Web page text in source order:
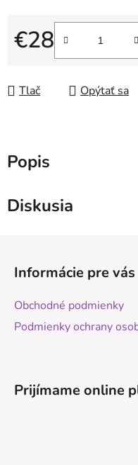
€28
Jednotková cena:
Tlač Opýtať sa
Popis
Diskusia
Informácie pre vás
Obchodné podmienky
Podmienky ochrany
Prijímame online